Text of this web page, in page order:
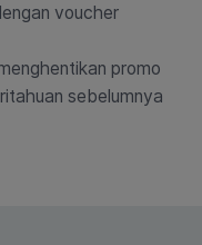
voucher
promo
sebelumnya